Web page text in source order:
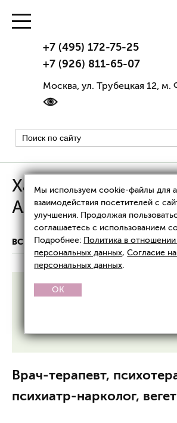
+7 (495) 172-75-25
+7 (926) 811-65-07
Москва, ул. Трубецкая 12, м.
Хананьянц Сергей
Александрович
ВСЕ ВРАЧИ ПСИХОТЕРАПЕВТЫ
График работы
Врач-терапевт,
психиатр-нарколог,
Мы используем cookie-файлы для
взаимодействия посетителей с
улучшения. Продолжая
соглашаетесь с использованием
Подробнее: Политика в
персональных данных,Согласие
персональных данных.
OK